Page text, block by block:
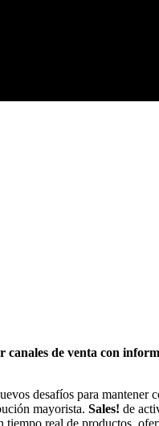
de venta con
desafíos para mantener
mayorista. Sales! de
real de productos,